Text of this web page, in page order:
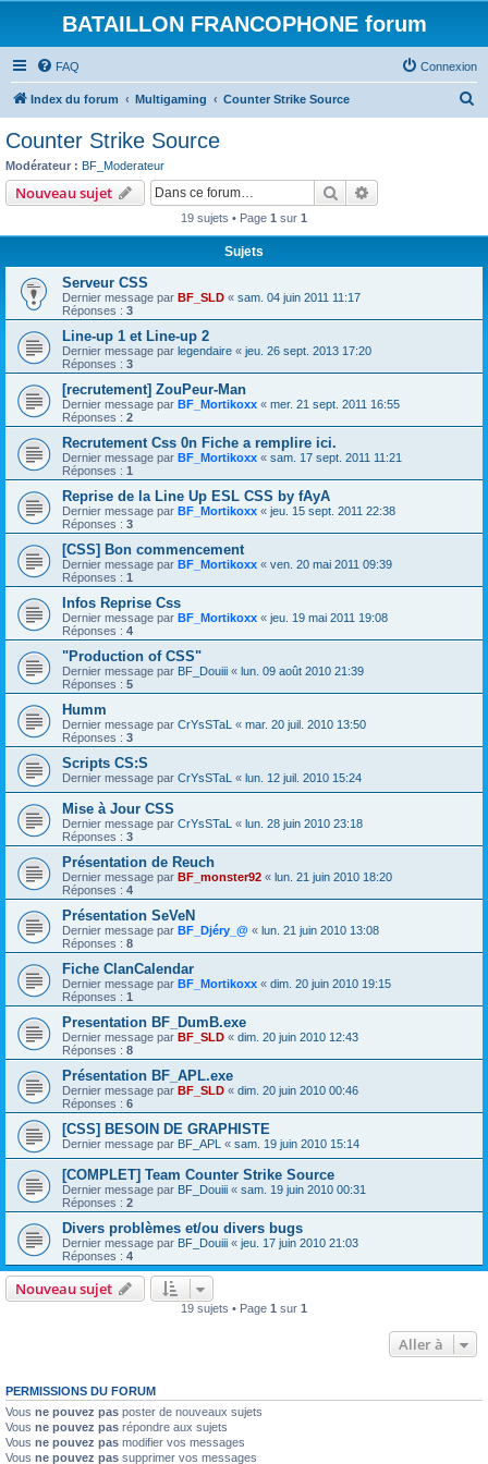
BATAILLON FRANCOPHONE forum
FAQ Connexion
Index du forum Multigaming Counter Strike Source
Counter Strike Source
Modérateur : BF_Moderateur
Nouveau sujet Rechercher
19 sujets • Page 1 sur 1
Sujets
Serveur CSS
Dernier message par BF_SLD « sam. 04 juin 2011 11:17
Réponses : 3
Line-up 1 et Line-up 2
Dernier message par legendaire « jeu. 26 sept. 2013 17:20
Réponses : 3
[recrutement] ZouPeur-Man
Dernier message par BF_Mortikoxx « mer. 21 sept. 2011 16:55
Réponses : 2
Recrutement Css 0n Fiche a remplire ici.
Dernier message par BF_Mortikoxx « sam. 17 sept. 2011 11:21
Réponses : 1
Reprise de la Line Up ESL CSS by fAyA
Dernier message par BF_Mortikoxx « jeu. 15 sept. 2011 22:38
Réponses : 3
[CSS] Bon commencement
Dernier message par BF_Mortikoxx « ven. 20 mai 2011 09:39
Réponses : 1
Infos Reprise Css
Dernier message par BF_Mortikoxx « jeu. 19 mai 2011 19:08
Réponses : 4
"Production of CSS"
Dernier message par BF_Douiii « lun. 09 août 2010 21:39
Réponses : 5
Humm
Dernier message par CrYsSTaL « mar. 20 juil. 2010 13:50
Réponses : 3
Scripts CS:S
Dernier message par CrYsSTaL « lun. 12 juil. 2010 15:24
Mise à Jour CSS
Dernier message par CrYsSTaL « lun. 28 juin 2010 23:18
Réponses : 3
Présentation de Reuch
Dernier message par BF_monster92 « lun. 21 juin 2010 18:20
Réponses : 4
Présentation SeVeN
Dernier message par BF_Djéry_@ « lun. 21 juin 2010 13:08
Réponses : 8
Fiche ClanCalendar
Dernier message par BF_Mortikoxx « dim. 20 juin 2010 19:15
Réponses : 1
Presentation BF_DumB.exe
Dernier message par BF_SLD « dim. 20 juin 2010 12:43
Réponses : 8
Présentation BF_APL.exe
Dernier message par BF_SLD « dim. 20 juin 2010 00:46
Réponses : 6
[CSS] BESOIN DE GRAPHISTE
Dernier message par BF_APL « sam. 19 juin 2010 15:14
[COMPLET] Team Counter Strike Source
Dernier message par BF_Douiii « sam. 19 juin 2010 00:31
Réponses : 2
Divers problèmes et/ou divers bugs
Dernier message par BF_Douiii « jeu. 17 juin 2010 21:03
Réponses : 4
Nouveau sujet
19 sujets • Page 1 sur 1
Aller à
PERMISSIONS DU FORUM
Vous ne pouvez pas poster de nouveaux sujets
Vous ne pouvez pas répondre aux sujets
Vous ne pouvez pas modifier vos messages
Vous ne pouvez pas supprimer vos messages